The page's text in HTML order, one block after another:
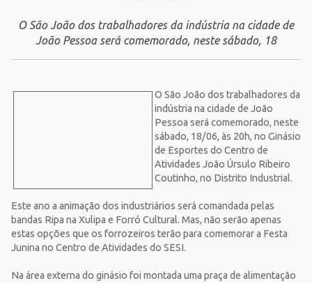
O São João dos trabalhadores da indústria na cidade de
João Pessoa será comemorado, neste sábado, 18
O São João dos trabalhadores da
indústria na cidade de João
Pessoa será comemorado, neste
sábado, 18/06, às 20h, no Ginásio
de Esportes do Centro de
Atividades João Úrsulo Ribeiro
Coutinho, no Distrito Industrial.
Este ano a animação dos industriários será comandada pelas
bandas Ripa na Xulipa e Forró Cultural. Mas, não serão apenas
estas opções que os forrozeiros terão para comemorar a Festa
Junina no Centro de Atividades do SESI.
Na área externa do ginásio foi montada uma praça de alimentação